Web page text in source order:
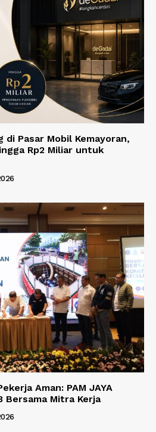
di Pasar Mobil Kemayoran,
Rp2 Miliar untuk
Aman: PAM JAYA
Bersama Mitra Kerja